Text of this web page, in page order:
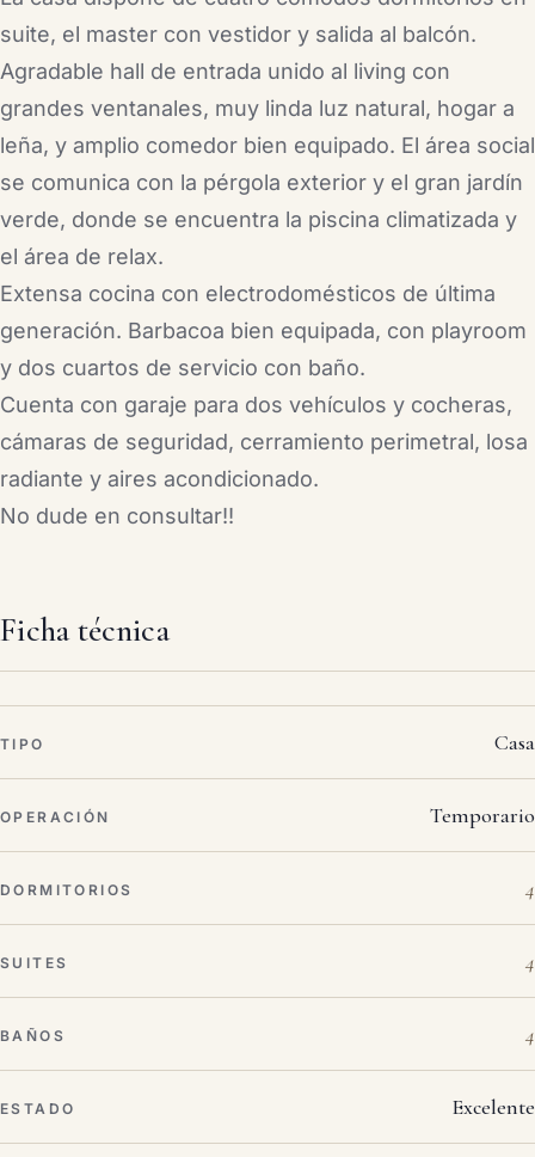
suite, el master con vestidor y salida al balcón.
Agradable hall de entrada unido al living con
grandes ventanales, muy linda luz natural, hogar a
leña, y amplio comedor bien equipado. El área social
se comunica con la pérgola exterior y el gran jardín
verde, donde se encuentra la piscina climatizada y
el área de relax.
Extensa cocina con electrodomésticos de última
generación. Barbacoa bien equipada, con playroom
y dos cuartos de servicio con baño.
Cuenta con garaje para dos vehículos y cocheras,
cámaras de seguridad, cerramiento perimetral, losa
radiante y aires acondicionado.
No dude en consultar!!
Ficha técnica
TIPO Casa
OPERACIÓN Temporario
DORMITORIOS 4
SUITES 4
BAÑOS 4
ESTADO Excelente